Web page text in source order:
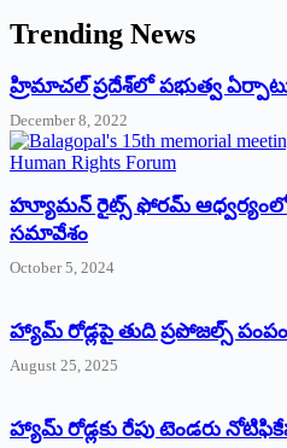
Trending News
‌హ్రిమాచల్‌ ‌ప్రదేశ్‌లో పభుత్వ
December 8, 2022
హ్యూమన్‌ రైట్స్‌ ఫోరమ్‌
సమావేశం
October 5, 2024
హ్యామ్‌ రోడ్లపై తుది ప్రపోజల్స్‌
August 25, 2025
హ్యామ్‌ రోడ్లకు రేపు టెండరు